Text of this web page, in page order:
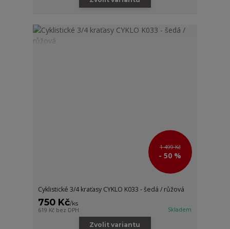
1 499 Kč
- 50 %
Cyklistické 3/4 kraťasy CYKLO K033 - šedá / růžová
750 Kč/ks
619 Kč bez DPH Skladem
Zvolit variantu